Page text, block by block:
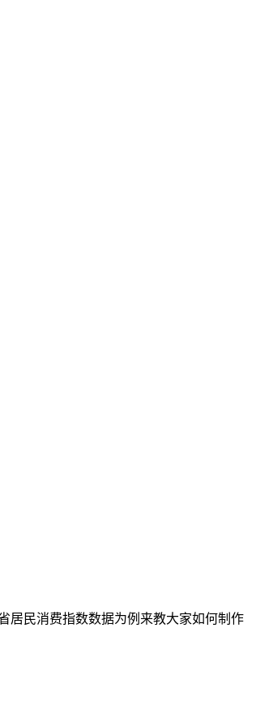
居民消费指数数据为例来教大家如何制作